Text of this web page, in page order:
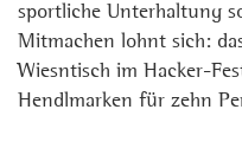
sportliche Unterhaltung
Mitmachen lohnt sich:
Wiesntisch im Hacker-
Hendlmarken für zehn